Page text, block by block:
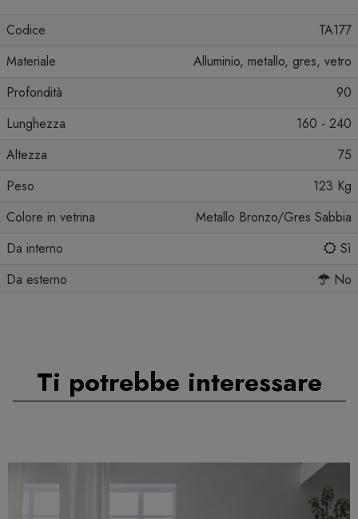
Codice
TA177
Materiale
Alluminio, metallo, gres, vetro
Profondità
90
Lunghezza
160 - 240
Altezza
75
Peso
123 Kg
Colore in vetrina
Metallo Bronzo/Gres Sabbia
Da interno
Sì
Da esterno
No
Ti potrebbe interessare